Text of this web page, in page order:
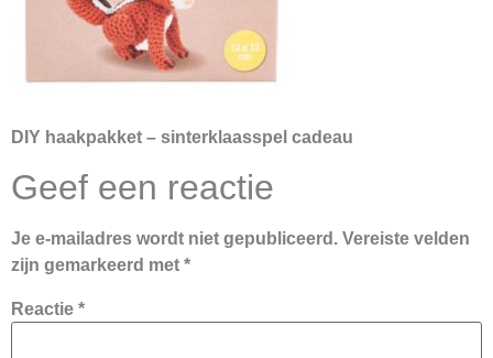
DIY haakpakket – sinterklaasspel cadeau
Geef een reactie
Je e-mailadres wordt niet gepubliceerd. Vereiste velden
zijn gemarkeerd met *
Reactie *